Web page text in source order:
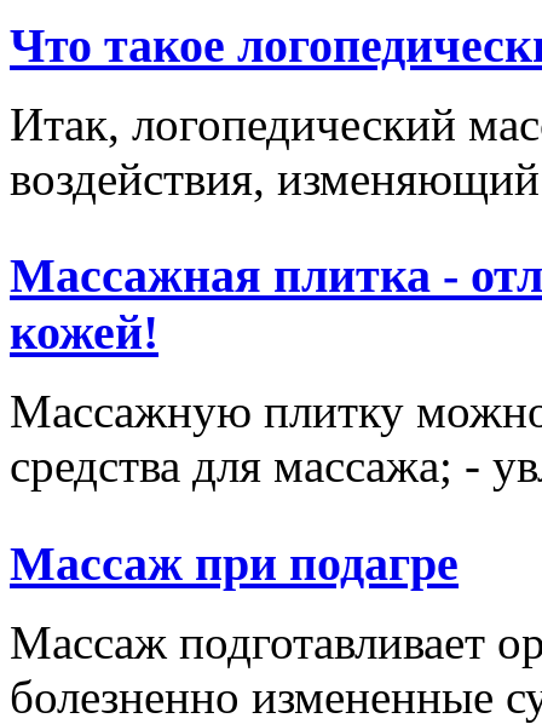
Что такое
Итак, логопедический
воздействия,
Массажная плитка -
кожей!
Массажную плитку можно
средства для массажа; -
Массаж при подагре
Массаж подготавливает
болезненно измененные